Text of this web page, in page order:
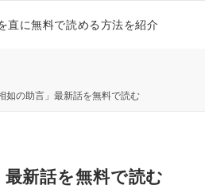
直に無料で読める方法を紹介
如の助言」最新話を無料で読む
新話を無料で読む